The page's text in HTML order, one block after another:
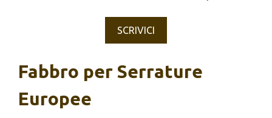
SCRIVICI
Fabbro per Serrature
Europee